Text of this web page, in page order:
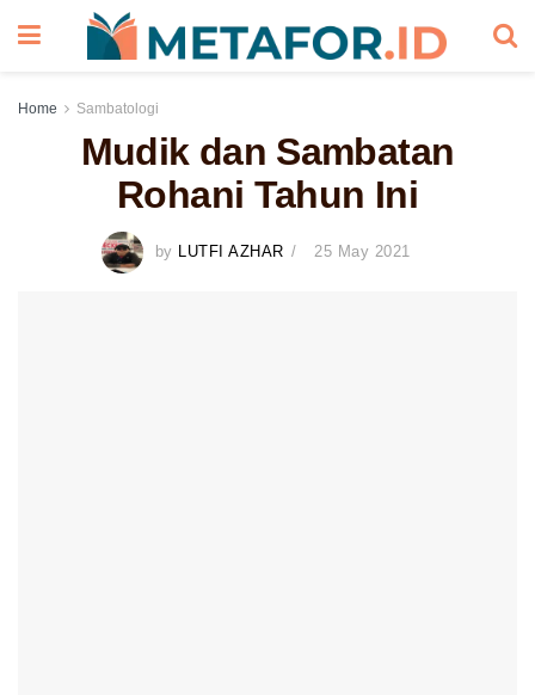
Home Sambatologi
Mudik dan Sambatan
Rohani Tahun Ini
by LUTFI AZHAR 25 May 2021